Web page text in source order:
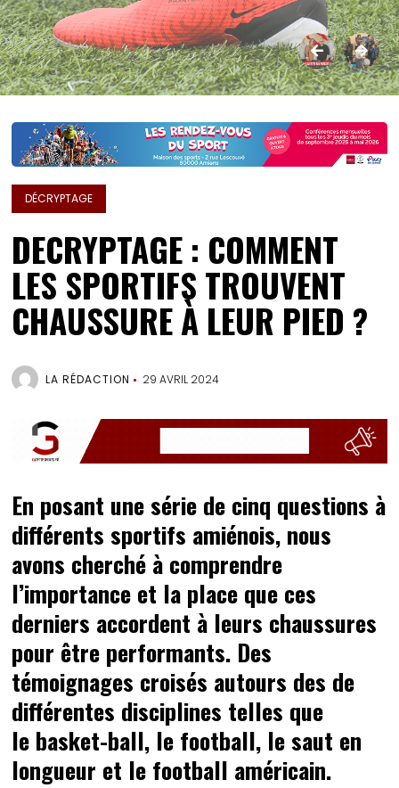
DÉCRYPTAGE
DECRYPTAGE : COMMENT
LES SPORTIFS TROUVENT
CHAUSSURE À LEUR PIED ?
LA RÉDACTION 29 AVRIL 2024
En posant une série de cinq questions à
différents sportifs amiénois, nous
avons cherché à comprendre
l’importance et la place que ces
derniers accordent à leurs chaussures
pour être performants. Des
témoignages croisés autours des de
différentes disciplines telles que
le basket-ball, le football, le saut en
longueur et le football américain.